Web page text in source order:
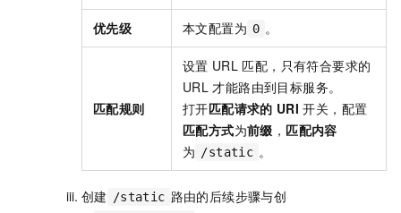
优先级 本文配置为 0 。
匹配规则
设置 URL 匹配，只有符合要求的
URL 才能路由到目标服务。
打开匹配请求的 URI 开关，配置
匹配方式为前缀 ，匹配内容
为 /static 。
创建 /static 路由的后续步骤与创